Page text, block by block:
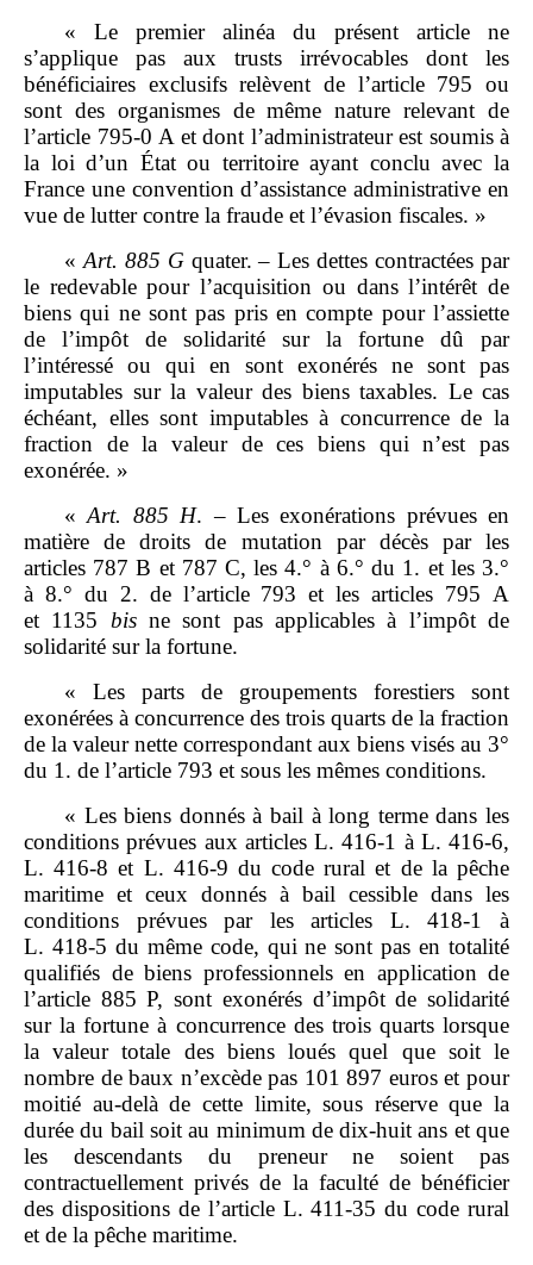
« Le premier alinéa du présent article ne
s’applique pas aux trusts irrévocables dont les
bénéficiaires exclusifs relèvent de l’article 795 ou
sont des organismes de même nature relevant de
l’article 795‑0 A et dont l’administrateur est soumis à
la loi d’un État ou territoire ayant conclu avec la
France une convention d’assistance administrative en
vue de lutter contre la fraude et l’évasion fiscales. »
« Art. 885 Gquater. – Les dettes contractées par
le redevable pour l’acquisition ou dans l’intérêt de
biens qui ne sont pas pris en compte pour l’assiette
de l’impôt de solidarité sur la fortune dû par
l’intéressé ou qui en sont exonérés ne sont pas
imputables sur la valeur des biens taxables. Le cas
échéant, elles sont imputables à concurrence de la
fraction de la valeur de ces biens qui n’est pas
exonérée. »
«Art. 885 H. – Les exonérations prévues en
matière de droits de mutation par décès par les
articles 787 B et 787 C, les 4.° à 6.° du 1. et les 3.°
à 8.° du 2. de l’article 793 et les articles 795 A
et 1135 bisne sont pas applicables à l’impôt de
solidarité sur la fortune.
« Les parts de groupements forestiers sont
exonérées à concurrence des trois quarts de la fraction
de la valeur nette correspondant aux biens visés au 3°
du 1. de l’article 793 et sous les mêmes conditions.
« Les biens donnés à bail à long terme dans les
conditions prévues aux articles L. 416‑1 à L. 416‑6,
L. 416‑8 et L. 416‑9 du code rural et de la pêche
maritime et ceux donnés à bail cessible dans les
conditions prévues par les articles L. 418‑1 à
L. 418‑5 du même code, qui ne sont pas en totalité
qualifiés de biens professionnels en application de
l’article 885 P, sont exonérés d’impôt de solidarité
sur la fortune à concurrence des trois quarts lorsque
la valeur totale des biens loués quel que soit le
nombre de baux n’excède pas 101 897 euros et pour
moitié au‑delà de cette limite, sous réserve que la
durée du bail soit au minimum de dix‑huit ans et que
les descendants du preneur ne soient pas
contractuellement privés de la faculté de bénéficier
des dispositions de l’article L. 411‑35 du code rural
et de la pêche maritime.